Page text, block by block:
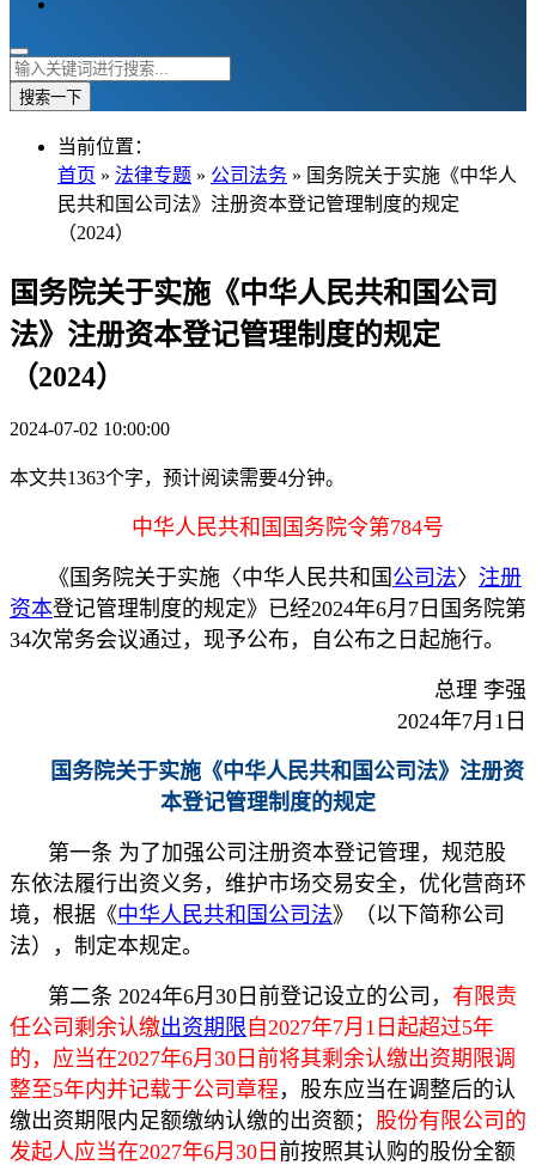
搜索一下
当前位置：
首页 » 法律专题 » 公司法务 » 国务院关于实施《中华人
民共和国公司法》注册资本登记管理制度的规定
（2024）
国务院关于实施《中华人民共和国公司
法》注册资本登记管理制度的规定
（2024）
2024-07-02 10:00:00
本文共1363个字，预计阅读需要4分钟。
中华人民共和国国务院令第784号
《国务院关于实施〈中华人民共和国 公司法〉 注册
资本登记管理制度的规定》已经2024年6月7日国务院第
34次常务会议通过，现予公布，自公布之日起施行。
总理 李强
2024年7月1日
国务院关于实施《中华人民共和国公司法》注册资
本登记管理制度的规定
第一条 为了加强公司注册资本登记管理，规范股
东依法履行出资义务，维护市场交易安全，优化营商环
境，根据《中华人民共和国公司法》（以下简称公司
法），制定本规定。
第二条 2024年6月30日前登记设立的公司， 有限责
任公司剩余认缴出资期限 自2027年7月1日起超过5年
的，应当在2027年6月30日前将其剩余认缴出资期限调
整至5年内并记载于公司章程 ，股东应当在调整后的认
缴出资期限内足额缴纳认缴的出资额； 股份有限公司的
发起人应当在2027年6月30日 前按照其认购的股份全额